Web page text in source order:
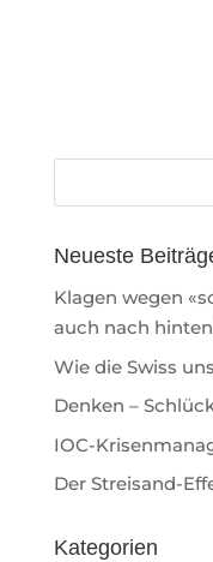
Neueste
Klagen wegen
auch nach
Wie die Swiss
Denken –
IOC-
Der Streisand-
Kategorien